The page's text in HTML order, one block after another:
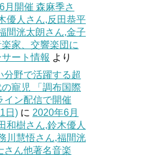
月開催 森麻季さ
優人さん,反田恭平
間洸太朗さん,金子
家、交響楽団に
ート情報 より
分野で活躍する超
寵児 「調布国際
イン配信で開催
日) に 2020年6月
和樹さん,鈴木優人
川慧悟さん,福間洸
さん他著名音楽